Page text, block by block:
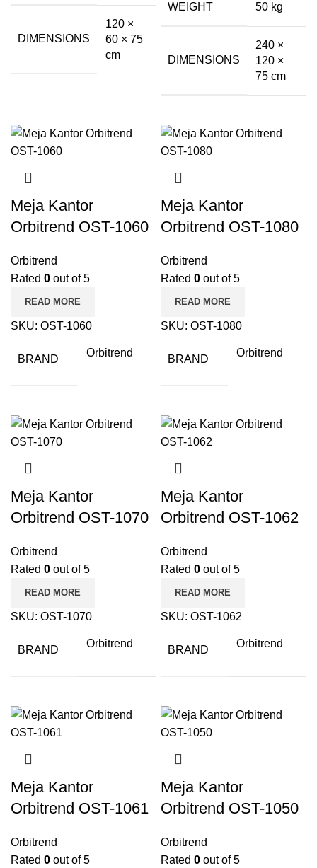
DIMENSIONS
120 ×
60 × 75
cm
WEIGHT 50 kg
DIMENSIONS
240 ×
120 ×
75 cm
Meja Kantor
Orbitrend OST-1060
Orbitrend
Rated 0 out of 5
READ MORE
SKU: OST-1060
BRAND
Orbitrend
Meja Kantor
Orbitrend OST-1080
Orbitrend
Rated 0 out of 5
READ MORE
SKU: OST-1080
BRAND
Orbitrend
Meja Kantor
Orbitrend OST-1070
Orbitrend
Rated 0 out of 5
READ MORE
SKU: OST-1070
BRAND
Orbitrend
Meja Kantor
Orbitrend OST-1062
Orbitrend
Rated 0 out of 5
READ MORE
SKU: OST-1062
BRAND
Orbitrend
Meja Kantor
Orbitrend OST-1061
Orbitrend
Rated 0 out of 5
Meja Kantor
Orbitrend OST-1050
Orbitrend
Rated 0 out of 5